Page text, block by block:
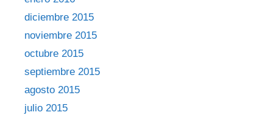
diciembre 2015
noviembre 2015
octubre 2015
septiembre 2015
agosto 2015
julio 2015